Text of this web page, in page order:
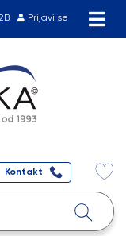
Prijavi se
Kontakt